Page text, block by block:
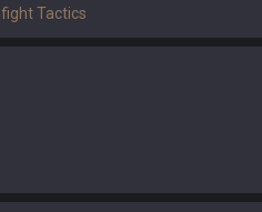
Tactics